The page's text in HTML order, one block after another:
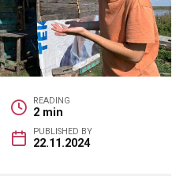
READING
2 min
PUBLISHED BY
22.11.2024